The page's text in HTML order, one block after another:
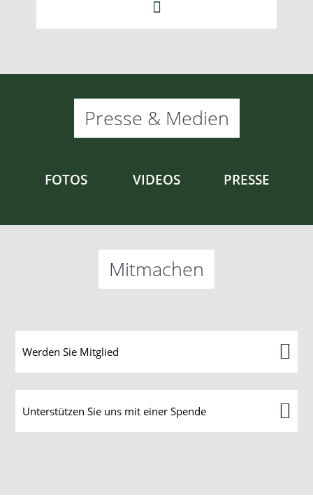
Presse & Medien
FOTOS VIDEOS PRESSE
Mitmachen
Werden Sie Mitglied
Unterstützen Sie uns mit einer Spende